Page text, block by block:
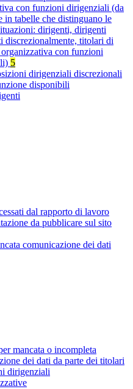
con funzioni dirigenziali (da
in tabelle che distinguano le
dirigenti, dirigenti
discrezionalmente, titolari di
con funzioni
5
dirigenziali discrezionali
disponibili
dal rapporto di lavoro
da pubblicare sul sito
comunicazione dei dati
mancata o incompleta
dei dati da parte dei titolari
dirigenziali